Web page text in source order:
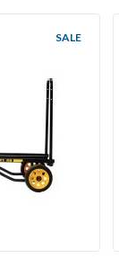
SALE